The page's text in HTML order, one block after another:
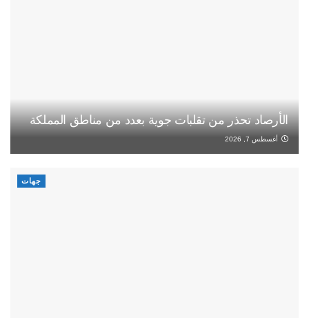
الأرصاد تحذر من تقلبات جوية بعدد من مناطق المملكة
أغسطس 7, 2026
جهات